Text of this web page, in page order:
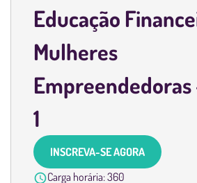
Educação
Mulheres
1
INSCREVA-SE AGORA
Carga horária:360